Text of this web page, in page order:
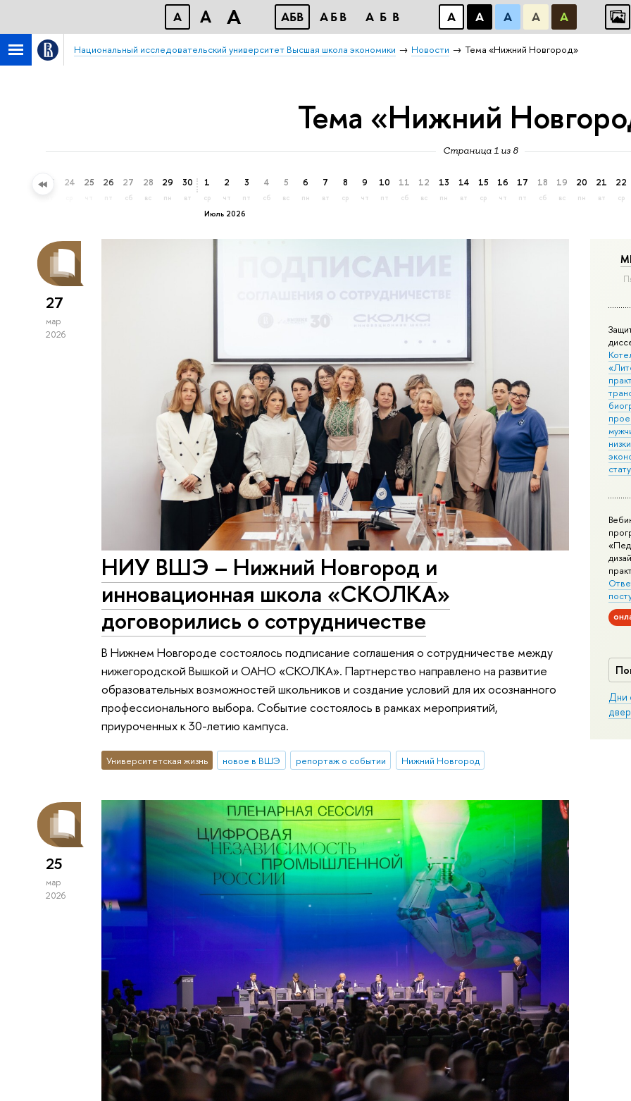
A A A АБВ АБВ АБВ А А А А А
Национальный исследовательский университет Высшая школа экономики Новости Тема «Нижний Новгород»
Тема «Нижний
Страница 1 из 8
23 24 25 26
пт
27
сб
28
вс
29
пн
30
вт
Июль 2026
1
ср
2
чт
3
пт
4
сб
5
вс
6
пн
7
вт
8
ср
9
чт
10
пт
11
сб
12
вс
13
пн
14
вт
15
ср
16
чт
17
пт
18
сб
19
вс
20
пн
21
вт
22
ср
Дни
27
мар
2026
НИУ ВШЭ – Нижний Новгород и
инновационная школа «СКОЛКА»
договорились о сотрудничестве
В Нижнем Новгороде состоялось подписание соглашения о сотрудничестве между
нижегородской Вышкой и ОАНО «СКОЛКА». Партнерство направлено на развитие
образовательных возможностей школьников и создание условий для их осознанного
профессионального выбора. Событие состоялось в рамках мероприятий,
приуроченных к 30-летию кампуса.
Университетская жизнь новое в ВШЭ репортаж о событии Нижний Новгород
25
мар
2026